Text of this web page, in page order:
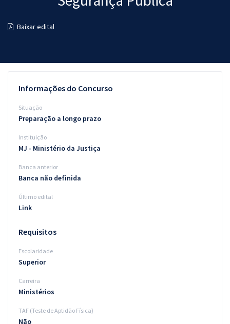
Graduação
Questões grátis
Blog
Aprovados
Atendimento
Baixar edital
Informações do Concurso
Situação
Preparação a longo prazo
Instituição
MJ - Ministério da Justiça
Banca anterior
Banca não definida
Último edital
Link
Requisitos
Escolaridade
Superior
Carreira
Ministérios
TAF (Teste de Aptidão Física)
Não